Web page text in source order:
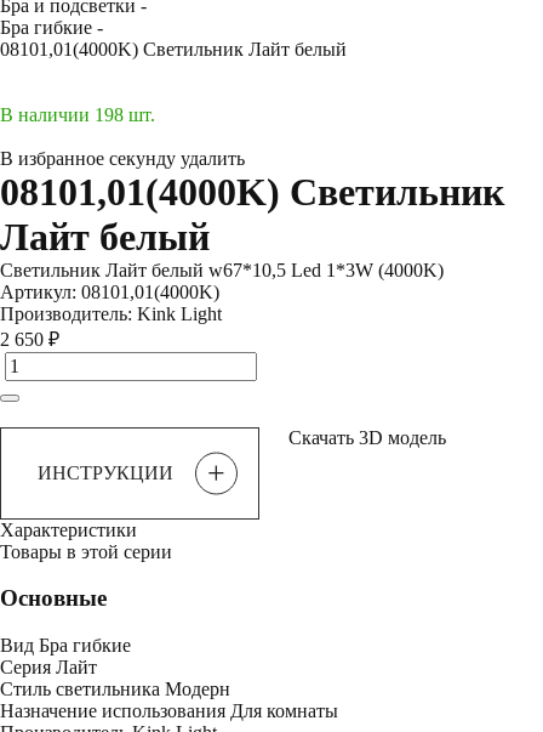
Бра и подсветки -
Бра гибкие -
08101,01(4000K) Светильник Лайт белый
В наличии 198 шт.
В избранное секунду удалить
08101,01(4000K) Светильник
Лайт белый
Светильник Лайт белый w67*10,5 Led 1*3W (4000K)
Артикул: 08101,01(4000K)
Производитель: Kink Light
2 650 ₽
ИНСТРУКЦИИ +
Скачать 3D модель
Характеристики
Товары в этой серии
Основные
Вид Бра гибкие
Серия Лайт
Стиль светильника Модерн
Назначение использования Для комнаты